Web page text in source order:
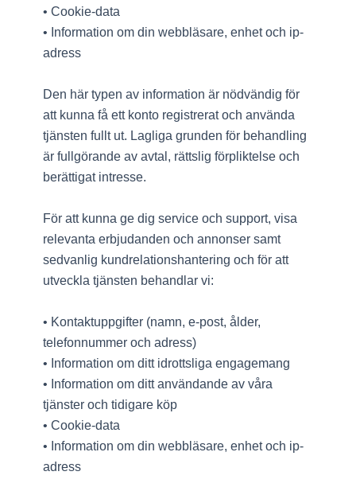
• Cookie-data
• Information om din webbläsare, enhet och ip-
adress
Den här typen av information är nödvändig för
att kunna få ett konto registrerat och använda
tjänsten fullt ut. Lagliga grunden för behandling
är fullgörande av avtal, rättslig förpliktelse och
berättigat intresse.
För att kunna ge dig service och support, visa
relevanta erbjudanden och annonser samt
sedvanlig kundrelationshantering och för att
utveckla tjänsten behandlar vi:
• Kontaktuppgifter (namn, e-post, ålder,
telefonnummer och adress)
• Information om ditt idrottsliga engagemang
• Information om ditt användande av våra
tjänster och tidigare köp
• Cookie-data
• Information om din webbläsare, enhet och ip-
adress